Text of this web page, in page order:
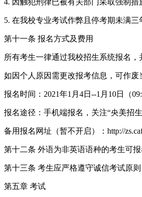
5. 在我校专业考试作弊且停考期未满三
第十一条 报名方式及费用
所有考生一律通过我校招生系统报名
如因个人原因需更改报考信息，可作
报名时间：2021年1月4日--1月10日（
报名途径：手机端报名，关注“央美招
备用报名网址（暂不开启）：http://
第十二条 外语为非英语语种的考生可
第十三条 考生应严格遵守诚信考试原
第五章 考试